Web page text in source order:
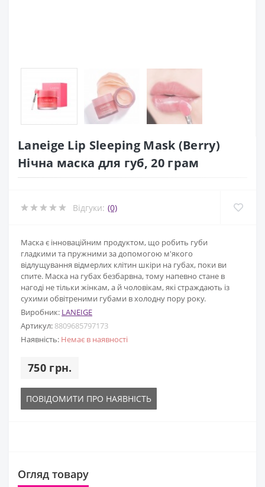
Laneige Lip Sleeping Mask (Berry)
Нічна маска для губ, 20 грам
Відгуки: (0)
Маска є інноваційним продуктом, що робить губи
гладкими та пружними за допомогою м'якого
відлущування відмерлих клітин шкіри на губах, поки ви
спите. Маска на губах безбарвна, тому напевно стане в
нагоді не тільки жінкам, а й чоловікам, які страждають із
сухими обвітреними губами в холодну пору року.
Виробник: LANEIGE
Артикул: 8809685797173
Наявність: Немає в наявності
750 грн.
ПОВІДОМИТИ ПРО НАЯВНІСТЬ
Огляд товару